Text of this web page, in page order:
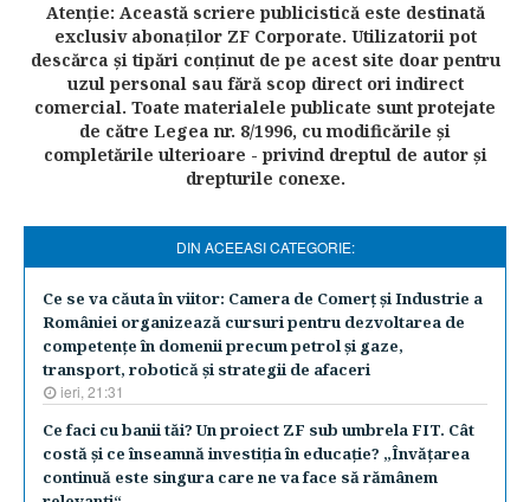
Atenţie: Această scriere publicistică este destinată
exclusiv abonaţilor ZF Corporate. Utilizatorii pot
descărca şi tipări conţinut de pe acest site doar pentru
uzul personal sau fără scop direct ori indirect
comercial. Toate materialele publicate sunt protejate
de către Legea nr. 8/1996, cu modificările şi
completările ulterioare - privind dreptul de autor şi
drepturile conexe.
DIN ACEEASI CATEGORIE:
Ce se va căuta în viitor: Camera de Comerţ şi Industrie a
României organizează cursuri pentru dezvoltarea de
competenţe în domenii precum petrol şi gaze,
transport, robotică şi strategii de afaceri
ieri, 21:31
Ce faci cu banii tăi? Un proiect ZF sub umbrela FIT. Cât
costă şi ce înseamnă investiţia în educaţie? „Învăţarea
continuă este singura care ne va face să rămânem